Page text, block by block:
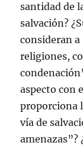
santidad de
salvación?
consideran
religiones,
aspecto con
proporciona
vía de
amenazas”?